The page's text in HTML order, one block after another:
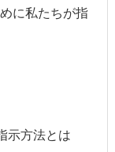
に私たちが指
示方法とは